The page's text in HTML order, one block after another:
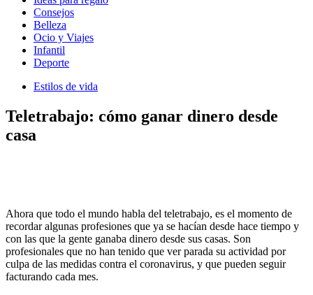
Consejos
Belleza
Ocio y Viajes
Infantil
Deporte
Estilos de vida
Teletrabajo: cómo ganar dinero desde
casa
Ahora que todo el mundo habla del teletrabajo, es el momento de
recordar algunas profesiones que ya se hacían desde hace tiempo y
con las que la gente ganaba dinero desde sus casas. Son
profesionales que no han tenido que ver parada su actividad por
culpa de las medidas contra el coronavirus, y que pueden seguir
facturando cada mes.